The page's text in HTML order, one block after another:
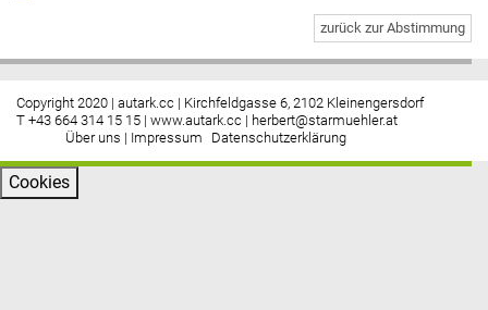
zurück zur Abstimmung
Copyright 2020 | autark.cc | Kirchfeldgasse 6, 2102 Kleinengersdorf
T +43 664 314 15 15 | www.autark.cc | herbert@starmuehler.at
Über uns | Impressum Datenschutzerklärung
Cookies